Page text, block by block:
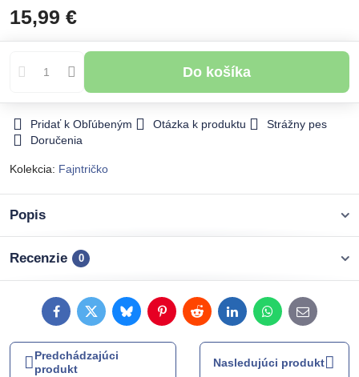
15,99 €
Do košíka
Pridať k Obľúbeným Otázka k produktu
Strážny pes
Doručenia
Kolekcia: Fajntričko
Popis
Recenzie 0
FacebookTwitterBlueskyPinterestRedditLinkedInWhatsApp
E-
mail
Predchádzajúci
produkt
Nasledujúci produkt